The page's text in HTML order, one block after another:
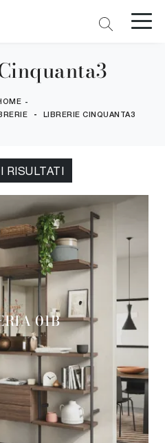
-
- LIBRERIE CINQUANTA3
RISULTATI
01B